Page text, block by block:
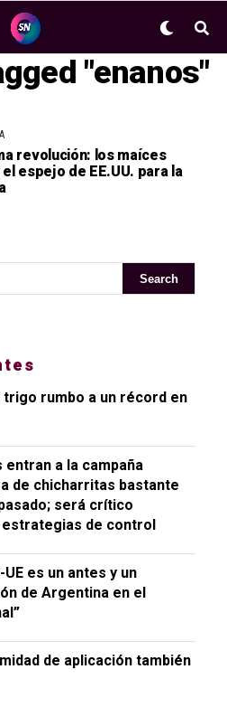
"enanos"
revolución: los maíces
espejo de EE.UU. para la
rumbo a un récord en
a la campaña
de chicharritas bastante
será crítico
de control
es un antes y un
de Argentina en el
de aplicación también